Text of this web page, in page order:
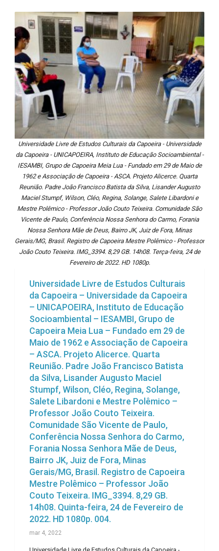
Universidade Livre de Estudos Culturais da Capoeira - Universidade
da Capoeira - UNICAPOEIRA, Instituto de Educação Socioambiental -
IESAMBI, Grupo de Capoeira Meia Lua - Fundado em 29 de Maio de
1962 e Associação de Capoeira - ASCA. Projeto Alicerce. Quarta
Reunião. Padre João Francisco Batista da Silva, Lisander Augusto
Maciel Stumpf, Wilson, Cléo, Regina, Solange, Salete Libardoni e
Mestre Polêmico - Professor João Couto Teixeira. Comunidade São
Vicente de Paulo, Conferência Nossa Senhora do Carmo, Forania
Nossa Senhora Mãe de Deus, Bairro JK, Juiz de Fora, Minas
Gerais/MG, Brasil. Registro de Capoeira Mestre Polêmico - Professor
João Couto Teixeira. IMG_3394. 8,29 GB. 14h08. Terça-feira, 24 de
Fevereiro de 2022. HD 1080p.
Universidade Livre de Estudos Culturais
da Capoeira – Universidade da Capoeira
– UNICAPOEIRA, Instituto de Educação
Socioambiental – IESAMBI, Grupo de
Capoeira Meia Lua – Fundado em 29 de
Maio de 1962 e Associação de Capoeira
– ASCA. Projeto Alicerce. Quarta
Reunião. Padre João Francisco Batista
da Silva, Lisander Augusto Maciel
Stumpf, Wilson, Cléo, Regina, Solange,
Salete Libardoni e Mestre Polêmico –
Professor João Couto Teixeira.
Comunidade São Vicente de Paulo,
Conferência Nossa Senhora do Carmo,
Forania Nossa Senhora Mãe de Deus,
Bairro JK, Juiz de Fora, Minas
Gerais/MG, Brasil. Registro de Capoeira
Mestre Polêmico – Professor João
Couto Teixeira. IMG_3394. 8,29 GB.
14h08. Quinta-feira, 24 de Fevereiro de
2022. HD 1080p. 004.
mar 4, 2022